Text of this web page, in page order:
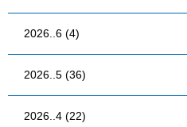
2026..6 (4)
2026..5 (36)
2026..4 (22)